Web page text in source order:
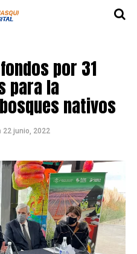
por 31
para la
nativos
22 junio, 2022